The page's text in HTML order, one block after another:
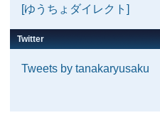
[ゆうちょダイレクト]
Twitter
Tweets by tanakaryusaku